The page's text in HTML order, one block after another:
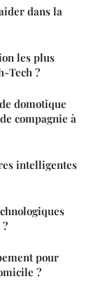
dans la
les plus
Tech ?
domotique
compagnie à
intelligentes
pour
?